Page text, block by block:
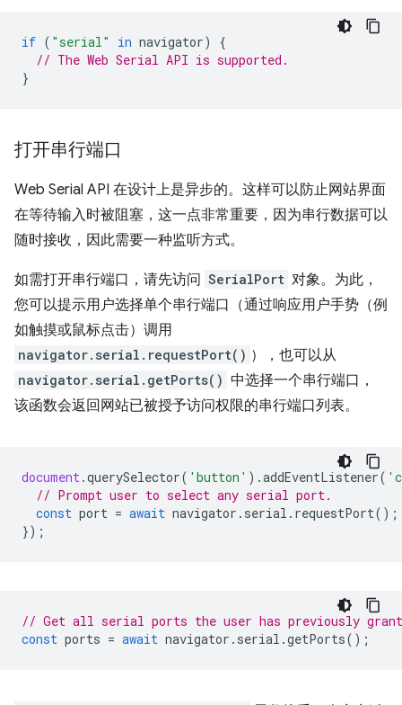
if ( "serial" in navigator)
{
// The Web Serial API is supported.
}
打开串行端口
Web Serial API 在设计上是异步的。这样可以防止网站界面
在等待输入时被阻塞，这一点非常重要，因为串行数据可以
随时接收，因此需要一种监听方式。
如需打开串行端口，请先访问 SerialPort 对象。为此，
您可以提示用户选择单个串行端口（通过响应用户手势（例
如触摸或鼠标点击）调用
navigator.serial.requestPort() ），也可以从
navigator.serial.getPorts() 中选择一个串行端口，
该函数会返回网站已被授予访问权限的串行端口列表。
document.querySelector( 'button' ).addEventListener(
// Prompt user to select any serial port.
const port = await navigator . serial . requestPort();
});
// Get all serial ports the user has previously
const ports = await navigator . serial .getPorts();